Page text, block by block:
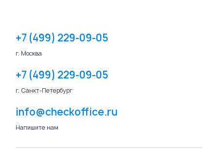
+7 (499) 229-09-05
г. Москва
+7 (499) 229-09-05
г. Санкт-Петербург
info@checkoffice.ru
Напишите нам